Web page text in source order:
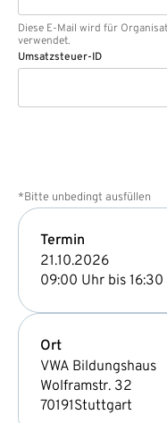
Diese E-Mail wird für
verwendet.
Umsatzsteuer-ID
*Bitte unbedingt ausfüllen
Termin
21.10.2026
09:00 Uhr bis
Ort
VWA Bildungshaus
Wolframstr. 32
70191Stuttgart